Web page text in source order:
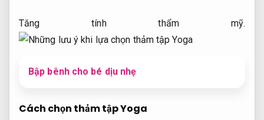
Tăng tính thẩm mỹ.
Bập bênh cho bé dịu nhẹ
Cách chọn thảm tập Yoga